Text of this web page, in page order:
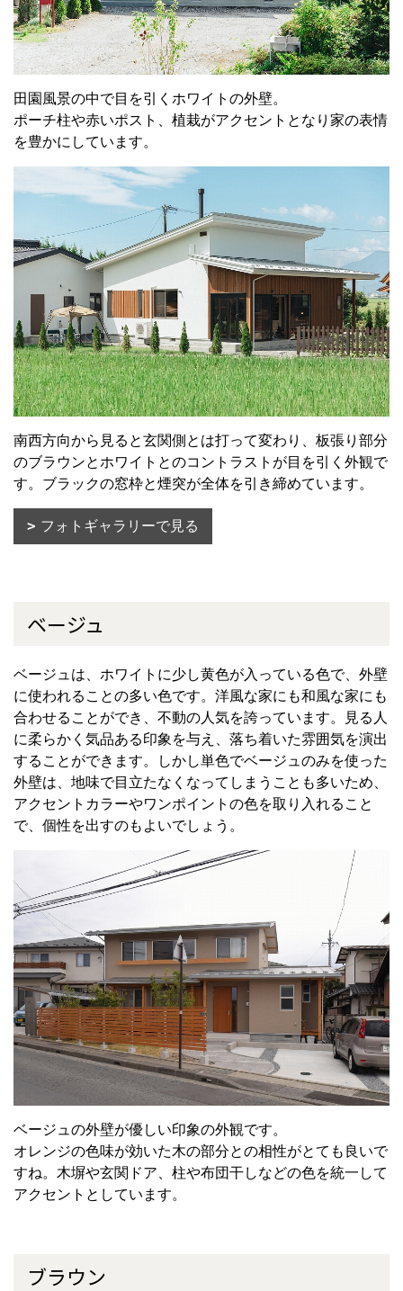
田園風景の中で目を引くホワイトの外壁。
ポーチ柱や赤いポスト、植栽がアクセントとなり家の表情
を豊かにしています。
南西方向から見ると玄関側とは打って変わり、板張り部分
のブラウンとホワイトとのコントラストが目を引く外観で
す。ブラックの窓枠と煙突が全体を引き締めています。
フォトギャラリーで見る
ベージュ
ベージュは、ホワイトに少し黄色が入っている色で、外壁
に使われることの多い色です。洋風な家にも和風な家にも
合わせることができ、不動の人気を誇っています。見る人
に柔らかく気品ある印象を与え、落ち着いた雰囲気を演出
することができます。しかし単色でベージュのみを使った
外壁は、地味で目立たなくなってしまうことも多いため、
アクセントカラーやワンポイントの色を取り入れること
で、個性を出すのもよいでしょう。
ベージュの外壁が優しい印象の外観です。
オレンジの色味が効いた木の部分との相性がとても良いで
すね。木塀や玄関ドア、柱や布団干しなどの色を統一して
アクセントとしています。
ブラウン